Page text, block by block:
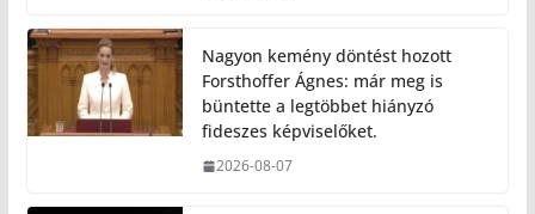
Nagyon kemény döntést hozott
Forsthoffer Ágnes: már meg is
büntette a legtöbbet hiányzó
fideszes képviselőket.
2026-08-07